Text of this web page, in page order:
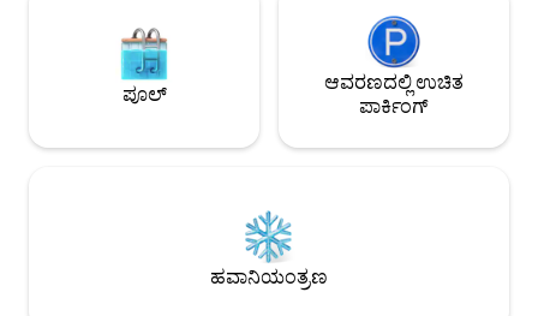
ಪೂಲ್
ಆವರಣದಲ್ಲಿ ಉಚಿತ
ಪಾರ್ಕಿಂಗ್
ಹವಾನಿಯಂತ್ರಣ